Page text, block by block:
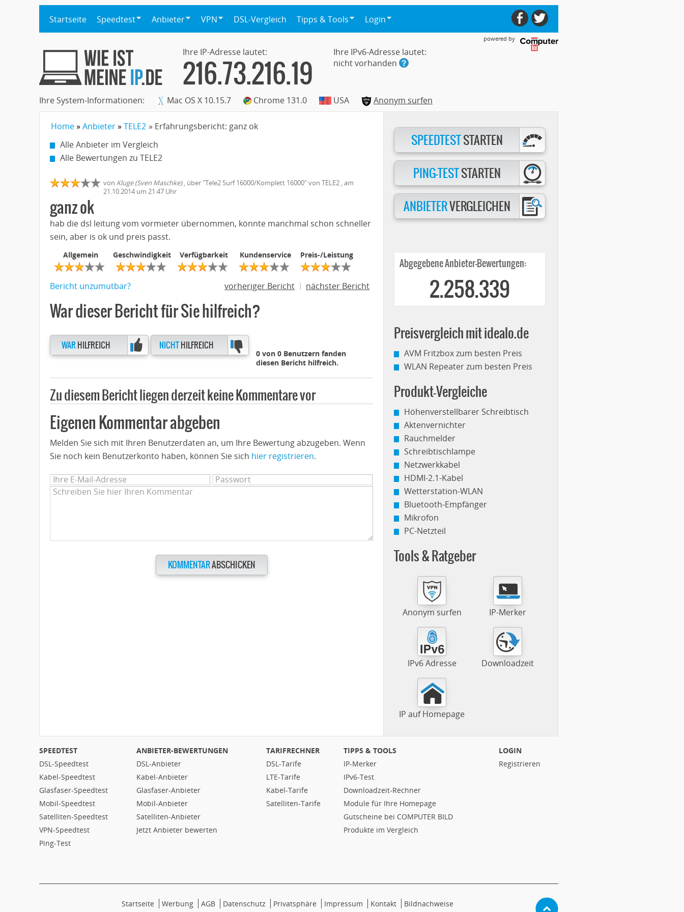
Startseite Speedtest Anbieter VPN DSL-Vergleich Tipps & Tools Login
powered by
Ihre IP-Adresse lautet:
216.73.216.19
Ihre IPv6-Adresse lautet:
nicht vorhanden
Ihre System-Informationen: Mac OS X 10.15.7 Chrome 131.0 USA Anonym surfen
Home Anbieter TELE2 » Erfahrungsbericht: ganz ok
Alle Anbieter im Vergleich
Alle Bewertungen zu TELE2
von Kluge (Sven Maschke), über "Tele2 Surf 16000/Komplett 16000" von TELE2 , am
21.10.2014um 21:47 Uhr
ganz ok
hab die dsl leitung vom vormieter übernommen, könnte manchmal schon schneller
sein, aber is ok und preis passt.
Allgemein Geschwindigkeit Verfügbarkeit Kundenservice Preis-/Leistung
Bericht unzumutbar? vorheriger Bericht nächster Bericht
War dieser Bericht für Sie hilfreich?
WAR HILFREICH NICHTHILFREICH
0 von 0 Benutzern fanden
diesen Bericht hilfreich.
Zu diesem Bericht liegen derzeit keine Kommentare vor
Eigenen Kommentar abgeben
Melden Sie sich mit Ihren Benutzerdaten an, um Ihre Bewertung abzugeben. Wenn
Sie noch kein Benutzerkonto haben, können Sie sich hier registrieren.
KOMMENTARABSCHICKEN
SPEEDTESTSTARTEN
PING-TESTSTARTEN
ANBIETERVERGLEICHEN
Abgegebene Anbieter-Bewertungen:
2.258.339
Preisvergleich mit idealo.de
AVM Fritzbox zum besten Preis
WLAN Repeater zum besten Preis
Produkt-Vergleiche
Höhenverstellbarer Schreibtisch
Aktenvernichter
Rauchmelder
Schreibtischlampe
Netzwerkkabel
HDMI-2.1-Kabel
Wetterstation-WLAN
Bluetooth-Empfänger
Mikrofon
PC-Netzteil
Tools & Ratgeber
Anonym surfen IP-Merker
IPv6 Adresse Downloadzeit
IP auf Homepage
SPEEDTEST
DSL-Speedtest
Kabel-Speedtest
Glasfaser-Speedtest
Mobil-Speedtest
Satelliten-Speedtest
VPN-Speedtest
Ping-Test
ANBIETER-BEWERTUNGEN
DSL-Anbieter
Kabel-Anbieter
Glasfaser-Anbieter
Mobil-Anbieter
Satelliten-Anbieter
Jetzt Anbieter bewerten
TARIFRECHNER
DSL-Tarife
LTE-Tarife
Kabel-Tarife
Satelliten-Tarife
TIPPS & TOOLS
IP-Merker
IPv6-Test
Downloadzeit-Rechner
Module für Ihre Homepage
Gutscheine bei COMPUTER BILD
Produkte im Vergleich
LOGIN
Registrieren
Startseite Werbung AGB Datenschutz Privatsphäre Impressum Kontakt Bildnachweise